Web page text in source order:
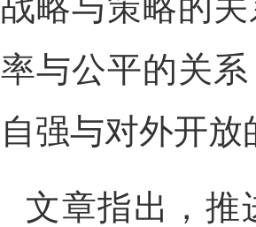
率与公平的关
自强与对外开放
文章指出，推